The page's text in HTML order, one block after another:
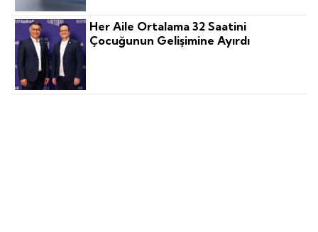
Her Aile Ortalama 32 Saatini
Çocuğunun Gelişimine Ayırdı